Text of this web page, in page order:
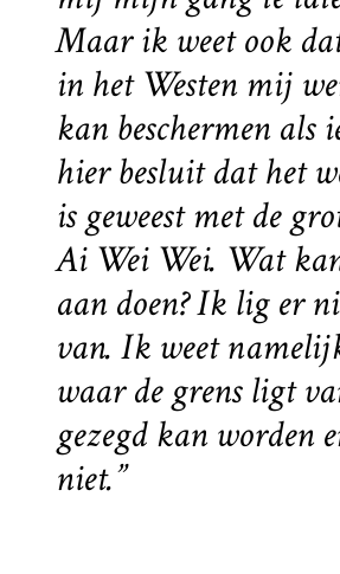
Maar ik weet ook
in het Westen mij
kan beschermen als
hier besluit dat het
is geweest met de
Ai Wei Wei. Wat
aan doen? Ik lig er
van. Ik weet
waar de grens ligt
gezegd kan worden
niet.”